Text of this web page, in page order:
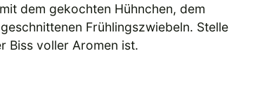
dem gekochten Hühnchen, dem
Frühlingszwiebeln. Stelle
Biss voller Aromen ist.